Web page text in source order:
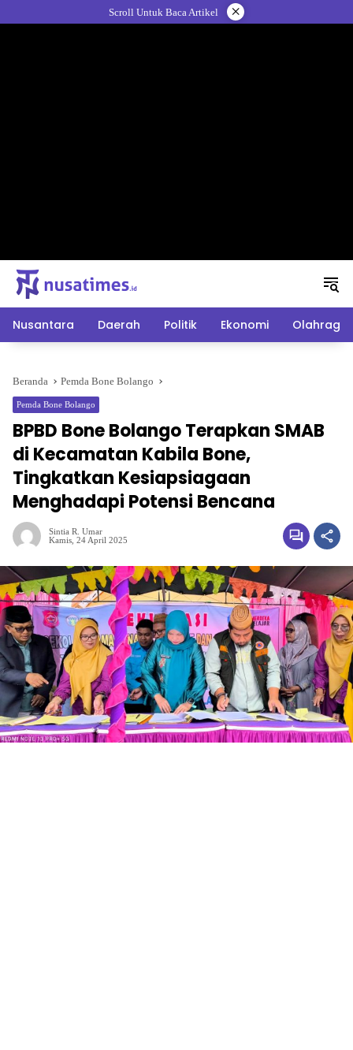
ke
Scroll Untuk Baca Artikel ×
Nusantara Daerah Politik Ekonomi Olahraga
Beranda Pemda Bone Bolango
Pemda Bone Bolango
BPBD Bone Bolango Terapkan SMAB
di Kecamatan Kabila Bone,
Tingkatkan Kesiapsiagaan
Menghadapi Potensi Bencana
Sintia R. Umar
Kamis, 24 April 2025